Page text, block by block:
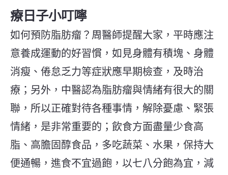
療日子小叮嚀
如何預防脂肪瘤？周醫師提醒大家， 平時應注
意養成運動的好習慣，如見身體有積塊、身體
消瘦、倦怠乏力等症狀應早期檢查，及時治
療；另外，中醫認為脂肪瘤與情緒有很大的關
聯，所以正確對待各種事情，解除憂慮、緊張
情緒，是非常重要的；飲食方面盡量少食高
脂、高膽固醇食品，多吃蔬菜、水果，保持大
便通暢，進食不宜過飽，以七八分飽為宜，減